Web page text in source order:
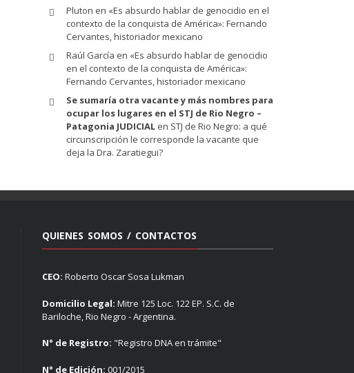
Pluton en «Es absurdo hablar de genocidio en el
contexto de la conquista de América»: Fernando
Cervantes, historiador mexicano
Raúl García en «Es absurdo hablar de genocidio
en el contexto de la conquista de América»:
Fernando Cervantes, historiador mexicano
Se sumaría otra vacante y más nombres para
ocupar los lugares en el STJ de Rio Negro –
Patagonia JUDICIAL en STJ de Rio Negro: a qué
circunscripción le corresponde la vacante que
deja la Dra. Zaratiegui?
QUIENES SOMOS / CONTACTOS
CEO: Roberto Oscar Sosa Lukman
Domicilio Legal: Mitre 125 Loc. 122 EP. S.C. de
Bariloche, Rio Negro - Argentina.
N° de Registro: "Registro DNA en trámite"
N° de Edición: 001/2015